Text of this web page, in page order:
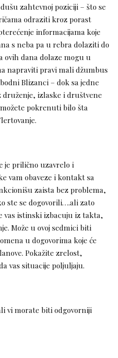
zahtevnoj poziciji – što se
odraziti kroz porast
informacijama koje
s neba pa u rebra dolaziti do
ovih dana dolaze mogu u
napraviti pravi mali džumbus
Blizanci – dok sa jedne
izlaske i društvene
pokrenuti bilo šta
je prilično uzavrelo i
vam obaveze i kontakt sa
zaista bez problema,
ste se dogovorili….ali zato
vas istinski izbacuju iz takta,
Može u ovoj sedmici biti
u dogovorima koje će
Pokažite zrelost,
vas situacije poljuljaju.
vi morate biti odgovorniji